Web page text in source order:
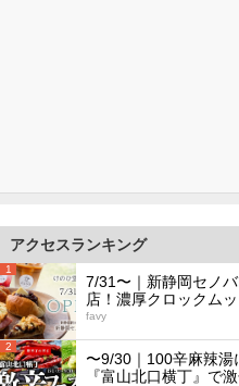
アクセスランキング
1
7/31〜｜新静岡セノ
店！濃厚クロックム
favy
2
〜9/30｜100辛麻辣湯
『富山北口横丁』で